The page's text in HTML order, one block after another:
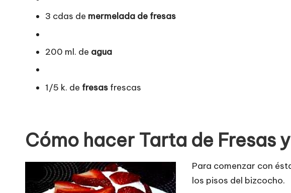
3 cdas de mermelada de fresas
200 ml. de agua
1/5 k. de fresas frescas
Cómo hacer Tarta de Fresas
Para comenzar con
los pisos del bizcocho.